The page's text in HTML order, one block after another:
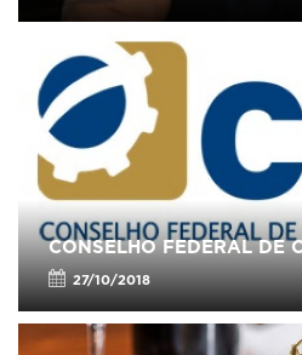
CONSELHO FEDERAL DE
27/10/2018